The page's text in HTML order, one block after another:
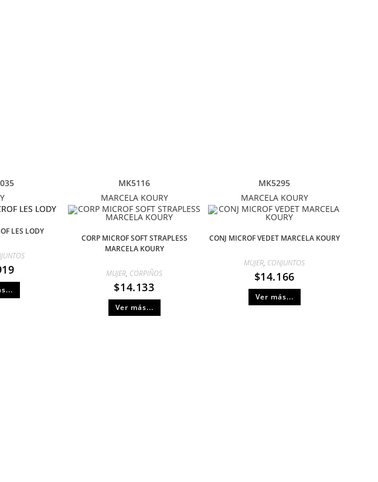
LES LODY
MK5116
MARCELA KOURY
CORP MICROF SOFT STRAPLESS
MARCELA KOURY
MUJER, CORPIÑOS
$14.133
Ver más...
MK5295
MARCELA KOURY
CONJ MICROF VEDET MARCELA KOURY
MUJER, CONJUNTOS
$14.166
Ver más...